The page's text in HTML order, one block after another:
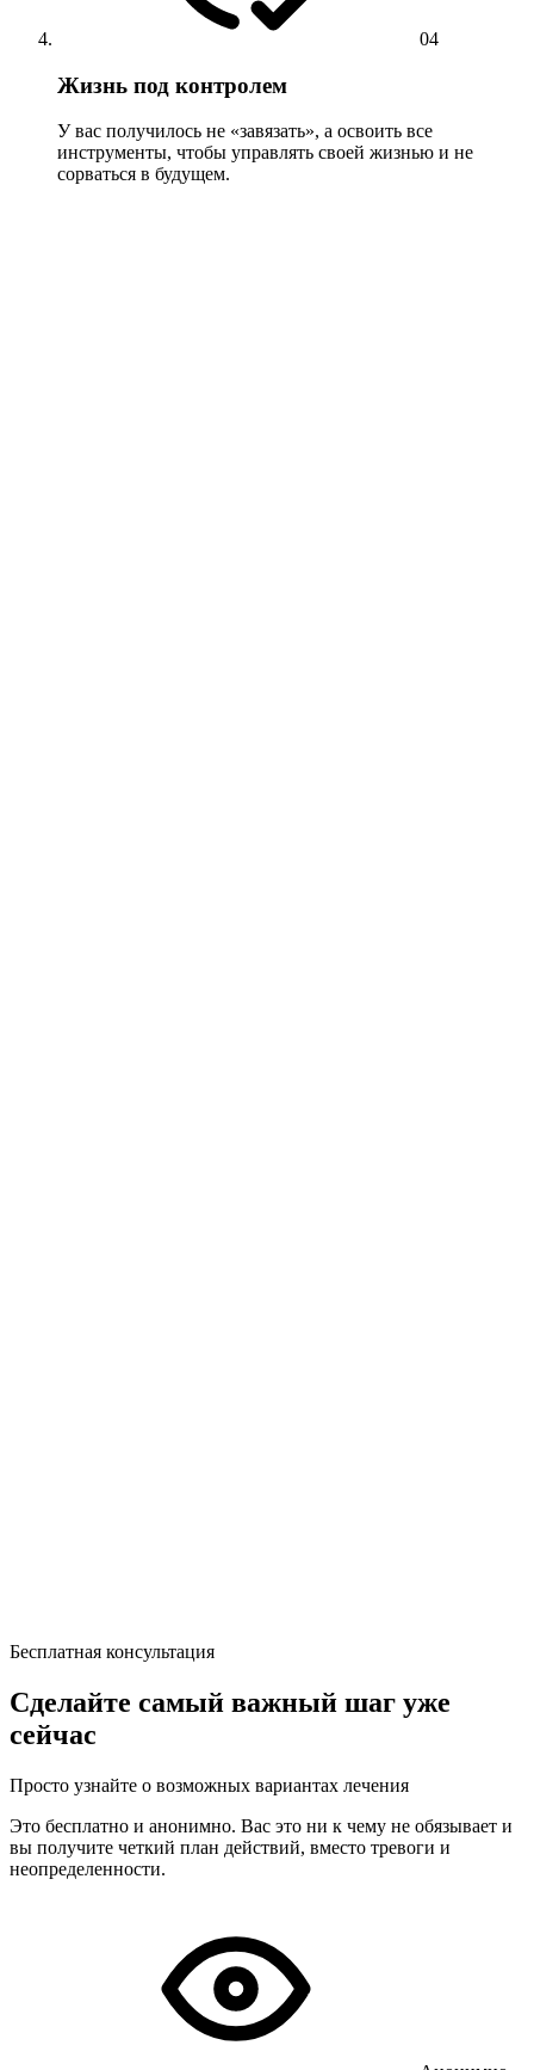
04
Жизнь под контролем
У вас получилось не «завязать», а освоить все
инструменты, чтобы управлять своей жизнью и не
сорваться в будущем.
Бесплатная консультация
Сделайте самый важный шаг уже
сейчас
Просто узнайте о возможных вариантах лечения
Это бесплатно и анонимно. Вас это ни к чему не обязывает и
вы получите четкий план действий, вместо тревоги и
неопределенности.